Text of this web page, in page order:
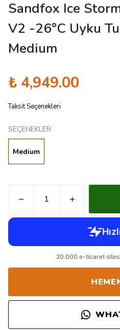
Sandfox Ice
V2 -26°C Uyku
Medium
₺ 4,949.00
Taksit Seçenekleri
SEÇENEKLER
Medium